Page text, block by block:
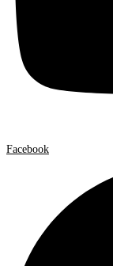
Facebook